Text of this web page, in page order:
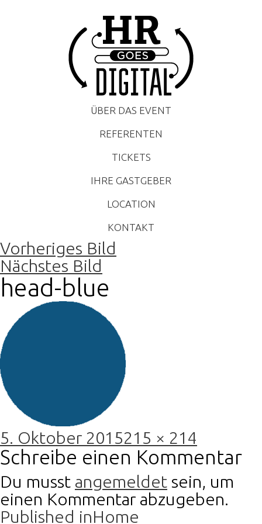
ÜBER DAS EVENT
REFERENTEN
TICKETS
IHRE GASTGEBER
LOCATION
KONTAKT
Vorheriges Bild
Nächstes Bild
head-blue
Posted
on
5. Oktober 2015Full
size
215 × 214
Schreibe einen Kommentar
Du musst angemeldet sein, um
einen Kommentar abzugeben.
Published inHome